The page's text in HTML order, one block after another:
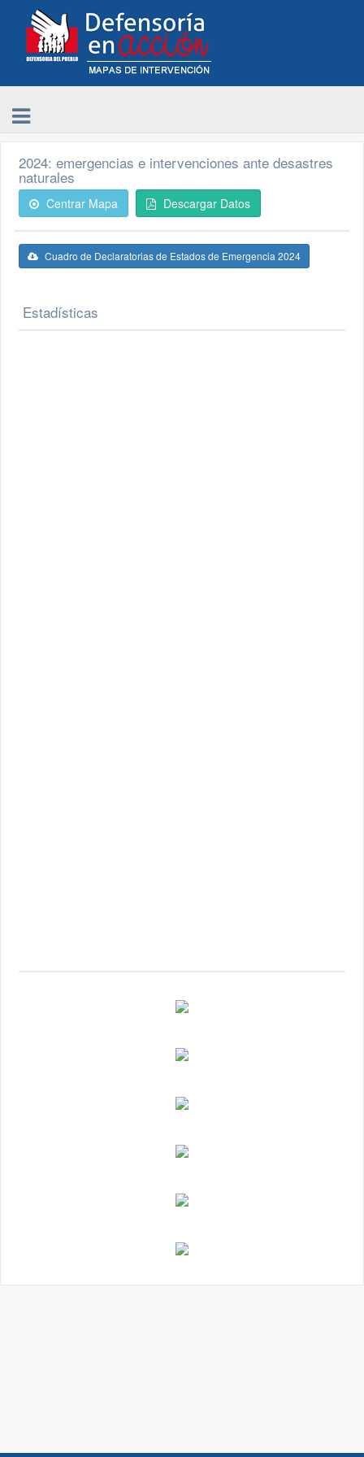
2024: emergencias e intervenciones ante desastres
naturales
Centrar Mapa Descargar Datos
Cuadro de Declaratorias de Estados de Emergencia 2024
Estadísticas